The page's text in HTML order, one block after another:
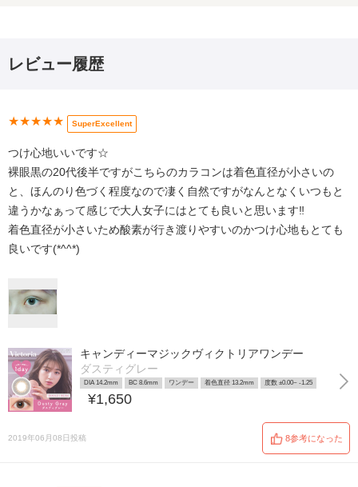
レビュー履歴
★★★★★ SuperExcellent
つけ心地いいです☆
裸眼黒の20代後半ですがこちらのカラコンは着色直径が小さいの
と、ほんのり色づく程度なので凄く自然ですがなんとなくいつもと
違うかなぁって感じで大人女子にはとても良いと思います‼
着色直径が小さいため酸素が行き渡りやすいのかつけ心地もとても
良いです(*^^*)
キャンディーマジックヴィクトリアワンデー
ダスティグレー
DIA 14.2mm BC 8.6mm ワンデー 着色直径 13.2mm 度数 ±0.00~ -1.25
¥1,650
2019年06月08日投稿 8参考になった